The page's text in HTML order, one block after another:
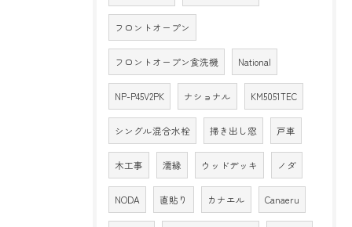
フロントオープン
フロントオープン食洗機 National
NP-P45V2PK ナショナル KM5051TEC
シングル混合水栓 掃き出し窓 戸車
木工事 濡縁 ウッドデッキ ノダ
NODA 直貼り カナエル Canaeru